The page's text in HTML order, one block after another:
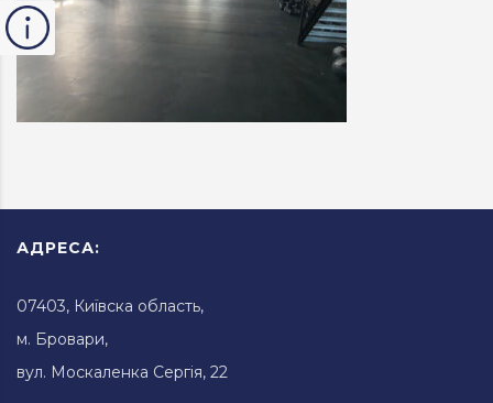
АДРЕСА:
07403, Київска область,
м. Бровари,
вул. Москаленка Сергія, 22